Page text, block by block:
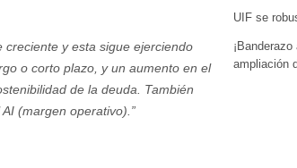
y esta sigue ejerciendo
o corto plazo, y un aumento en el
de la deuda. También
(margen operativo).”
UIF se
ampliación